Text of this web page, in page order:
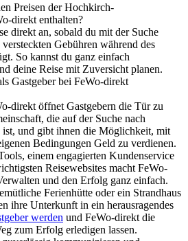
Preisen der Hochkirch-
direkt enthalten?
direkt an, sobald du mit der Suche
Gebühren während des
So kannst du ganz einfach
deine Reise mit Zuversicht planen.
Gastgeber bei FeWo-direkt
direkt öffnet Gastgebern die Tür zu
die auf der Suche nach
und gibt ihnen die Möglichkeit, mit
Bedingungen Geld zu verdienen.
einem engagierten Kundenservice
Reisewebsites macht FeWo-
und den Erfolg ganz einfach.
Ferienhütte oder ein Strandhaus
ihre Unterkunft in ein herausragendes
werden und FeWo-direkt die
zum Erfolg erledigen lassen.